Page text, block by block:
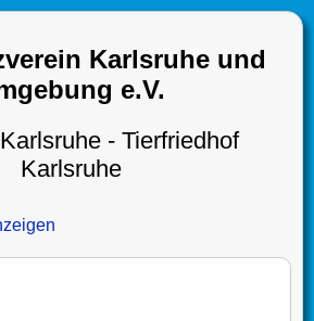
Karlsruhe und
e.V.
- Tierfriedhof
Karlsruhe